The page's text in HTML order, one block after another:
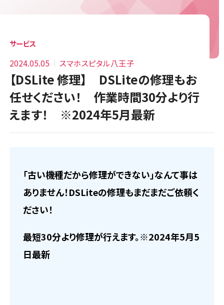
サービス
2024.05.05 スマホスピタル八王子
【DSLite 修理】 DSLiteの修理もお
任せください！ 作業時間30分より行
えます！ ※2024年5月最新
「古い機種だから修理ができない」なんて事は
ありません！DSLiteの修理もまだまだご依頼く
ださい！
最短30分より修理が行えます。※2024年5月5
日最新